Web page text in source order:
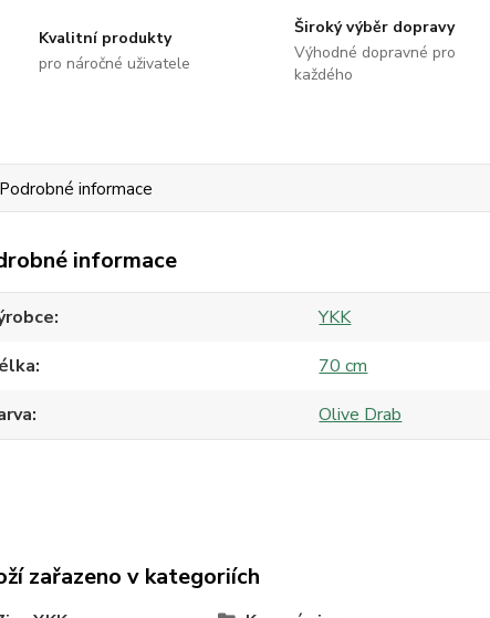
Kvalitní produkty
pro náročné uživatele
Široký výběr dopravy
Výhodné dopravné pro
každého
Podrobné informace
informace
YKK
70 cm
Olive Drab
zařazeno v kategoriích